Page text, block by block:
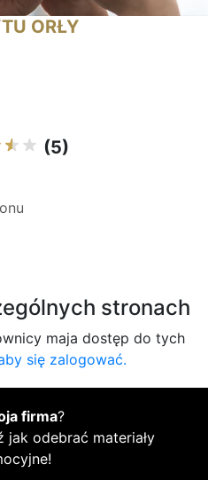
ORŁY
(5)
stronach
maja dostęp do tych
się zalogować.
firma?
jak odebrać materiały